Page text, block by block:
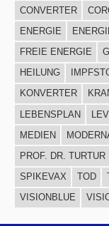
CONVERTER
ENERGIE
FREIE ENERGIE
HEILUNG
KONVERTER
LEBENSPLAN
MEDIEN
PROF. DR. TURTUR
SPIKEVAX
TOD
VISIONBLUE